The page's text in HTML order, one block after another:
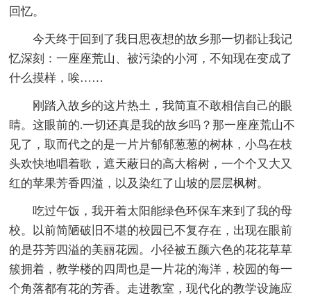
回忆。
今天终于回到了我日思夜想的故乡那一切都让我记
忆深刻：一座座荒山、被污染的小河，不知现在变成了
什么摸样，唉……
刚踏入故乡的这片热土，我简直不敢相信自己的眼
睛。这眼前的.一切还真是我的故乡吗？那一座座荒山不
见了，取而代之的是一片片郁郁葱葱的树林，小鸟在枝
头欢快地唱着歌，遮天蔽日的高大榕树，一个个又大又
红的苹果芳香四溢，以及染红了山坡的层层枫树。
吃过午饭，我开着太阳能绿色环保车来到了我的母
校。以前简陋破旧不堪的校园已不复存在，出现在眼前
的是芬芳四溢的美丽花园。小径被五颜六色的花花草草
簇拥着，教学楼的四周也是一片花的海洋，校园的每一
个角落都有花的芳香。走进教室，现代化的教学设施应